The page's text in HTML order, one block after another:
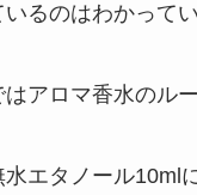
るのはわかって
アロマ香水のル
エタノール10ml